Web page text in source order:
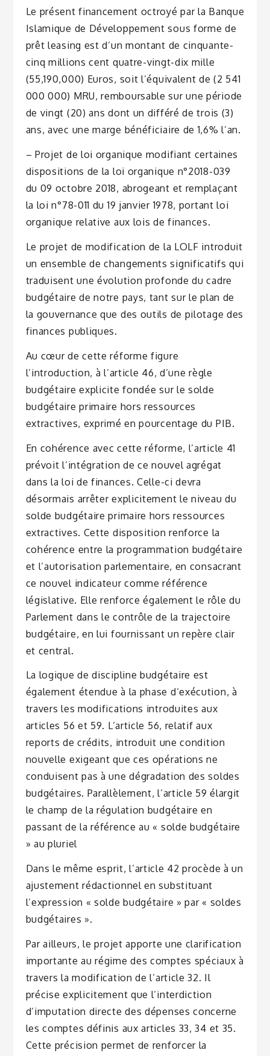
Le présent financement octroyé par la Banque
Islamique de Développement sous forme de
prêt leasing est d’un montant de cinquante-
cinq millions cent quatre-vingt-dix mille
(55,190,000) Euros, soit l’équivalent de (2 541
000 000) MRU, remboursable sur une période
de vingt (20) ans dont un différé de trois (3)
ans, avec une marge bénéficiaire de 1,6% l’an.
– Projet de loi organique modifiant certaines
dispositions de la loi organique n°2018-039
du 09 octobre 2018, abrogeant et remplaçant
la loi n°78-011 du 19 janvier 1978, portant loi
organique relative aux lois de finances.
Le projet de modification de la LOLF introduit
un ensemble de changements significatifs qui
traduisent une évolution profonde du cadre
budgétaire de notre pays, tant sur le plan de
la gouvernance que des outils de pilotage des
finances publiques.
Au cœur de cette réforme figure
l’introduction, à l’article 46, d’une règle
budgétaire explicite fondée sur le solde
budgétaire primaire hors ressources
extractives, exprimé en pourcentage du PIB.
En cohérence avec cette réforme, l’article 41
prévoit l’intégration de ce nouvel agrégat
dans la loi de finances. Celle-ci devra
désormais arrêter explicitement le niveau du
solde budgétaire primaire hors ressources
extractives. Cette disposition renforce la
cohérence entre la programmation budgétaire
et l’autorisation parlementaire, en consacrant
ce nouvel indicateur comme référence
législative. Elle renforce également le rôle du
Parlement dans le contrôle de la trajectoire
budgétaire, en lui fournissant un repère clair
et central.
La logique de discipline budgétaire est
également étendue à la phase d’exécution, à
travers les modifications introduites aux
articles 56 et 59. L’article 56, relatif aux
reports de crédits, introduit une condition
nouvelle exigeant que ces opérations ne
conduisent pas à une dégradation des soldes
budgétaires. Parallèlement, l’article 59 élargit
le champ de la régulation budgétaire en
passant de la référence au « solde budgétaire
» au pluriel
Dans le même esprit, l’article 42 procède à un
ajustement rédactionnel en substituant
l’expression « solde budgétaire » par « soldes
budgétaires ».
Par ailleurs, le projet apporte une clarification
importante au régime des comptes spéciaux à
travers la modification de l’article 32. Il
précise explicitement que l’interdiction
d’imputation directe des dépenses concerne
les comptes définis aux articles 33, 34 et 35.
Cette précision permet de renforcer la